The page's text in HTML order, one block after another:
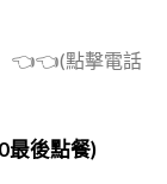
👈👈(點擊電話
最後點餐)